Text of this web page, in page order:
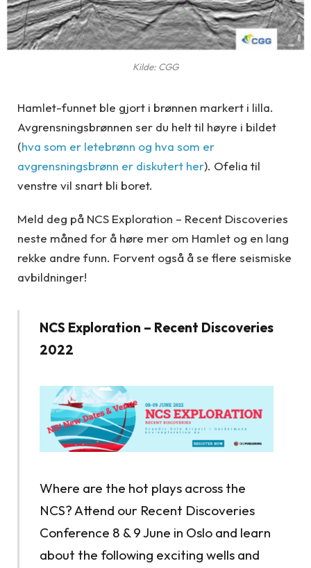
Kilde: CGG
Hamlet-funnet ble gjort i brønnen markert i lilla.
Avgrensningsbrønnen ser du helt til høyre i bildet
(hva som er letebrønn og hva som er
avgrensningsbrønn er diskutert her). Ofelia til
venstre vil snart bli boret.
Meld deg på NCS Exploration – Recent Discoveries
neste måned for å høre mer om Hamlet og en lang
rekke andre funn. Forvent også å se flere seismiske
avbildninger!
NCS Exploration – Recent Discoveries
2022
Where are the hot plays across the
NCS? Attend our Recent Discoveries
Conference 8 & 9 June in Oslo and learn
about the following exciting wells and